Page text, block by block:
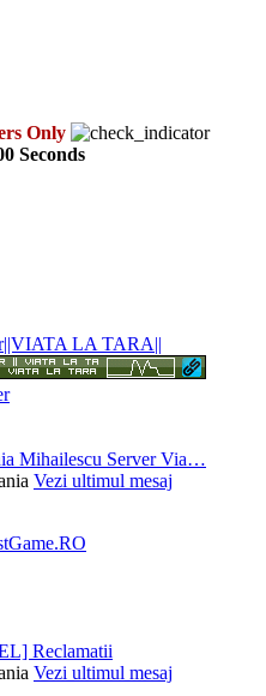
Only
Seconds
LA TARA||
Mihailescu Server Via…
Vezi ultimul mesaj
Reclamatii
Vezi ultimul mesaj